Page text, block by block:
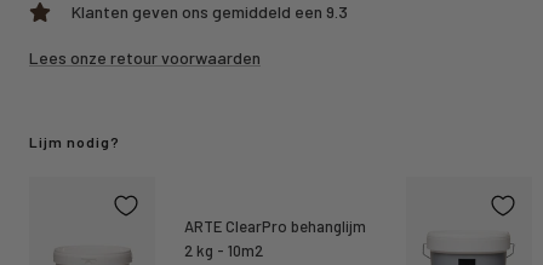
Klanten geven ons gemiddeld een 9.3
Lees onze retour voorwaarden
Lijm nodig?
ARTE ClearPro behanglijm
2 kg - 10m2